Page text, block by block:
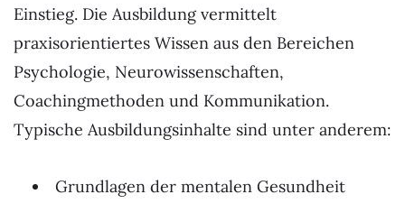
Einstieg. Die Ausbildung vermittelt
praxisorientiertes Wissen aus den Bereichen
Psychologie, Neurowissenschaften,
Coachingmethoden und Kommunikation.
Typische Ausbildungsinhalte sind unter anderem:
Grundlagen der mentalen Gesundheit